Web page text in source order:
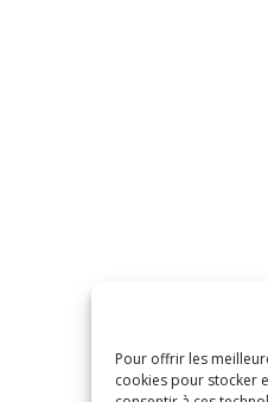
Pour offrir les
cookies pour stocker